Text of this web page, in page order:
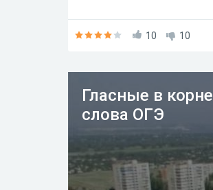
10 10
Гласные в корне
слова ОГЭ